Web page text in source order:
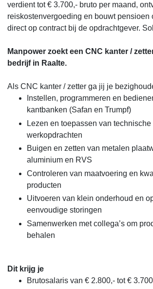
verdient tot € 3.700,- bruto per maand,
reiskostenvergoeding en bouwt pensioen
direct op contract bij de opdrachtgever.
Manpower zoekt een CNC kanter /
bedrijf in Raalte.
Als CNC kanter / zetter ga jij je
Instellen, programmeren en
kantbanken (Safan en Trumpf)
Lezen en toepassen van
werkopdrachten
Buigen en zetten van metalen
aluminium en RVS
Controleren van maatvoering en
producten
Uitvoeren van klein onderhoud en
eenvoudige storingen
Samenwerken met collega’s om
behalen
Dit krijg je
Brutosalaris van € 2.800,- tot €